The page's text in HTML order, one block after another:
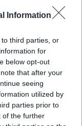
Information
third parties, or
for
below opt-out
that after your
seeing
utilized by
parties prior to
of the further
számítanak a
dolga. Egy
oktober_530